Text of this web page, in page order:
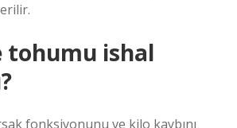
tohumu ishal
fonksiyonunu ve kilo kaybını